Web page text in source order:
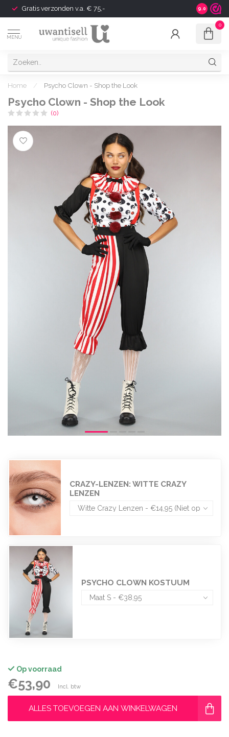
Gratis verzonden v.a. € 75,- Shipping
9.0
MENU
0
Home / Psycho Clown - Shop the Look
Psycho Clown - Shop the Look
(0)
CRAZY-LENZEN: WITTE CRAZY
LENZEN
PSYCHO CLOWN KOSTUUM
Op voorraad
€53,90 Incl. btw
ALLES TOEVOEGEN AAN WINKELWAGEN